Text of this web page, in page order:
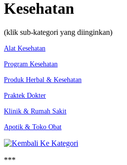
Kesehatan
(klik sub-kategori yang diinginkan)
Alat Kesehatan
Program Kesehatan
Produk Herbal & Kesehatan
Praktek Dokter
Klinik & Rumah Sakit
Apotik & Toko Obat
***